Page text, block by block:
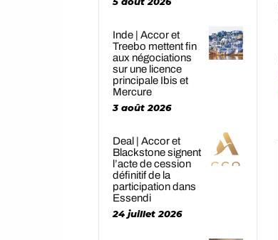
Inde | Accor et
Treebo mettent fin
aux négociations
sur une licence
principale Ibis et
Mercure
3 août 2026
Deal | Accor et
Blackstone signent
l’acte de cession
définitif de la
participation dans
Essendi
24 juillet 2026